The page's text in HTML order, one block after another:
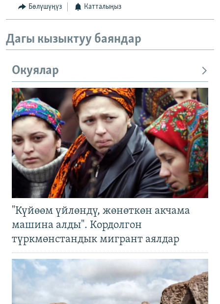
Бөлүшүңүз Катталыңыз
Дагы кызыктуу баяндар
Окуялар
"Күйөөм үйлөндү, жөнөткөн акчама
машина алды". Кордолгон
түркмөнстандык мигрант аялдар